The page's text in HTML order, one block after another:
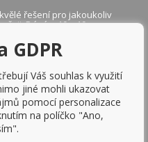
řešení pro jakoukoliv
Dávám 10 z 10.
systém Prodejna SQL
přesně to co jsem
GDPR
Váš souhlas k využití
jiné mohli ukazovat
pomocí personalizace
na políčko "Ano,